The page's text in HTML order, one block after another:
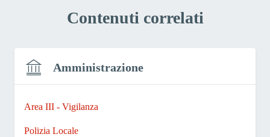
Contenuti correlati
Amministrazione
Area III - Vigilanza
Polizia Locale